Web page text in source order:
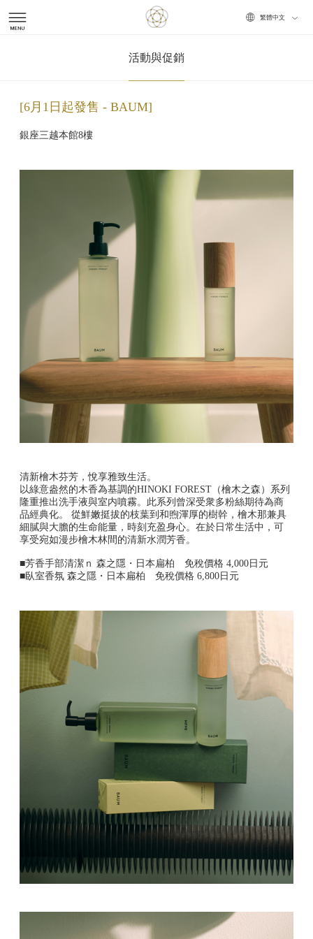
活動與促銷
6月1日起發售 - BAUM
銀座三越本館8樓
清新檜木芬芳，悅享雅致生活。
以綠意盎然的木香為基調的HINOKI FOREST（檜木之森）系列
隆重推出洗手液與室内噴霧。此系列曾深受衆多粉絲期待為商
品經典化。 從鮮嫩挺拔的枝葉到和煦渾厚的樹幹，檜木那兼具
細膩與大膽的生命能量，時刻充盈身心。在於日常生活中，可
享受宛如漫步檜木林間的清新水潤芳香。
■芳香手部清潔ｎ 森之隱・日本扁柏 免稅價格 4,000日元
■臥室香氛 森之隱・日本扁柏 免稅價格 6,800日元